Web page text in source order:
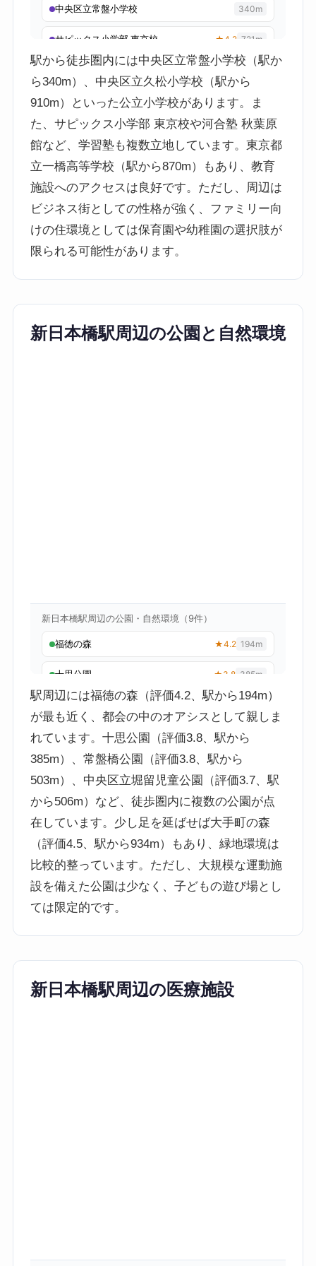
駅から徒歩圏内には中央区立常盤小学校（駅か
ら340m）、中央区立久松小学校（駅から
910m）といった公立小学校があります。ま
た、サピックス小学部 東京校や河合塾 秋葉原
館など、学習塾も複数立地しています。東京都
立一橋高等学校（駅から870m）もあり、教育
施設へのアクセスは良好です。ただし、周辺は
ビジネス街としての性格が強く、ファミリー向
けの住環境としては保育園や幼稚園の選択肢が
限られる可能性があります。
新日本橋駅周辺の公園と自然環境
駅周辺には福徳の森（評価4.2、駅から194m）
が最も近く、都会の中のオアシスとして親しま
れています。十思公園（評価3.8、駅から
385m）、常盤橋公園（評価3.8、駅から
503m）、中央区立堀留児童公園（評価3.7、駅
から506m）など、徒歩圏内に複数の公園が点
在しています。少し足を延ばせば大手町の森
（評価4.5、駅から934m）もあり、緑地環境は
比較的整っています。ただし、大規模な運動施
設を備えた公園は少なく、子どもの遊び場とし
ては限定的です。
新日本橋駅周辺の医療施設